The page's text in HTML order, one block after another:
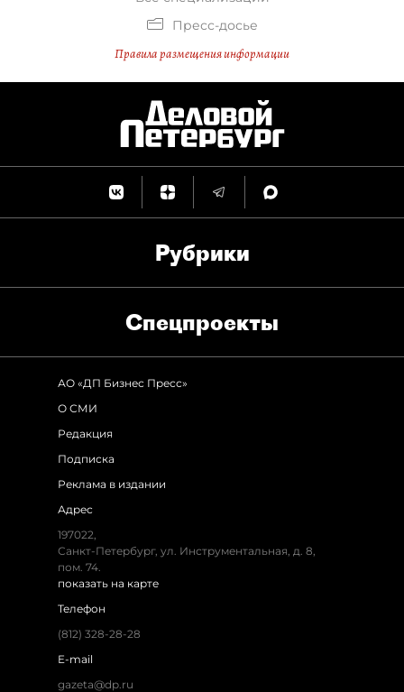
Пресс-досье
Правила размещения информации
Рубрики
Спец­проекты
АО «ДП Бизнес Пресс»
О СМИ
Редакция
Подписка
Реклама в издании
Адрес
197022,
Санкт-Петербург, ул. Инструментальная, д. 8,
пом. 74.
показать на карте
Телефон
(812) 328-28-28
E-mail
gazeta@dp.ru